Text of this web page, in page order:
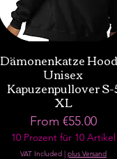
Dämonenkatze
Unisex
Kapuzenpullover
XL
From€55.00
Sale Price
10 Prozent für 10 Artikel
VAT Included |plus Versand